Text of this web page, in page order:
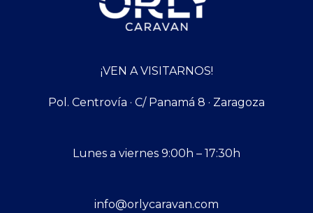
¡VEN A VISITARNOS!
Pol. Centrovía · C/ Panamá 8 · Zaragoza
Lunes a viernes 9:00h – 17:30h
info@orlycaravan.com